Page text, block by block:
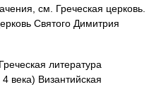
см. Греческая церковь.
Святого Димитрия
литература
века) Византийская